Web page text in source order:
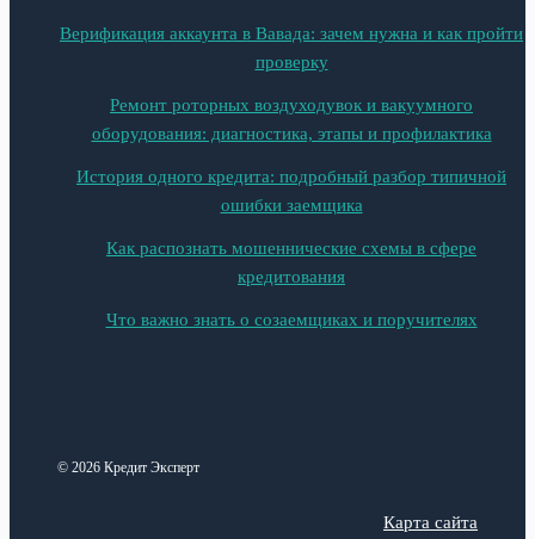
Верификация аккаунта в Вавада: зачем нужна и как пройти
проверку
Ремонт роторных воздуходувок и вакуумного
оборудования: диагностика, этапы и профилактика
История одного кредита: подробный разбор типичной
ошибки заемщика
Как распознать мошеннические схемы в сфере
кредитования
Что важно знать о созаемщиках и поручителях
© 2026 Кредит Эксперт
Карта сайта